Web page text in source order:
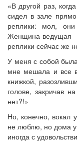
«В другой раз,
сидел в зале
реплики: мол,
Женщина-ведущая
реплики сейчас же
У меня с собой была
мне мешала и все
книжкой,
голове, закричав
нет?!»
Но, конечно, вокал
не люблю, но дома у
иногда с